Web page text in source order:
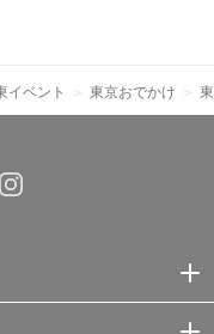
イベント 東京おでかけ